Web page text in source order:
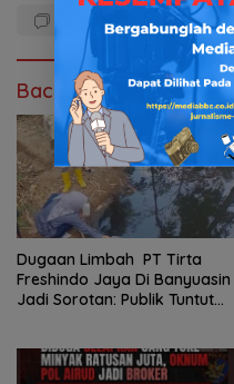
Baca Juga
Dugaan Limbah PT Tirta
Freshindo Jaya Di Banyuasin
Jadi Sorotan: Publik Tuntut